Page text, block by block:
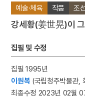
고수레
8 동국진체
10 설렁탕
1
금성대군
예술·체육 작품 조
강세황(姜世晃)이
집필 및 수정
집필 1995년
이원복 (국립청주박물관,
최종수정 2023년 02월